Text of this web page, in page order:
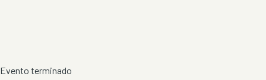
Evento terminado